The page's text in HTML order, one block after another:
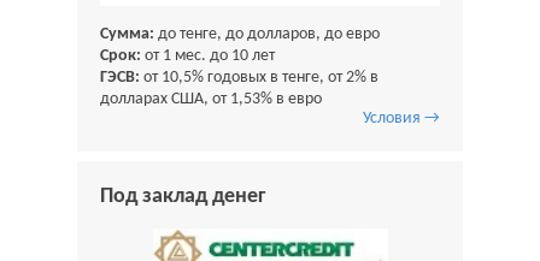
Сумма: до тенге, до долларов, до евро
Срок: от 1 мес. до 10 лет
ГЭСВ: от 10,5% годовых в тенге, от 2% в
долларах США, от 1,53% в евро
Условия →
Под заклад денег